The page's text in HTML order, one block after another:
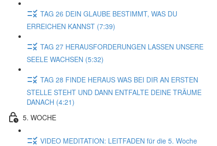
TAG 26 DEIN GLAUBE BESTIMMT, WAS DU
ERREICHEN KANNST (7:39)
TAG 27 HERAUSFORDERUNGEN LASSEN UNSERE
SEELE WACHSEN (5:32)
TAG 28 FINDE HERAUS WAS BEI DIR AN ERSTEN
STELLE STEHT UND DANN ENTFALTE DEINE TRÄUME
DANACH (4:21)
5. WOCHE
VIDEO MEDITATION: LEITFADEN für die 5. Woche